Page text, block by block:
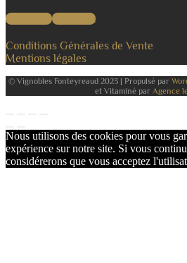
Facebook Instagram
Conditions Générales de Vente
Mentions légales
© Vignobles Fonteyreaud 2023 | Propulsé par
et Vitaminé par Agence
Nous utilisons des cookies pour vous
expérience sur notre site. Si vous
considérerons que vous acceptez